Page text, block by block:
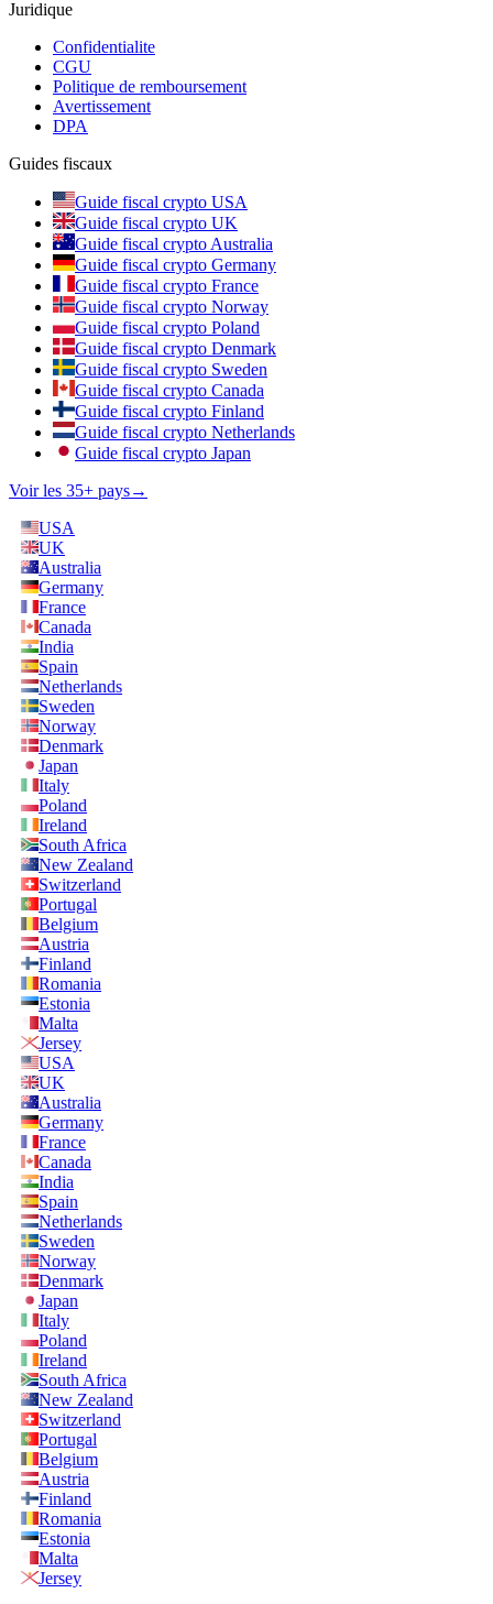
Juridique
Confidentialite
CGU
Politique de remboursement
Avertissement
DPA
Guides fiscaux
Guide fiscal crypto USA
Guide fiscal crypto UK
Guide fiscal crypto Australia
Guide fiscal crypto Germany
Guide fiscal crypto France
Guide fiscal crypto Norway
Guide fiscal crypto Poland
Guide fiscal crypto Denmark
Guide fiscal crypto Sweden
Guide fiscal crypto Canada
Guide fiscal crypto Finland
Guide fiscal crypto Netherlands
Guide fiscal crypto Japan
Voir les 35+ pays→
USA
UK
Australia
Germany
France
Canada
India
Spain
Netherlands
Sweden
Norway
Denmark
Japan
Italy
Poland
Ireland
South Africa
New Zealand
Switzerland
Portugal
Belgium
Austria
Finland
Romania
Estonia
Malta
Jersey
USA
UK
Australia
Germany
France
Canada
India
Spain
Netherlands
Sweden
Norway
Denmark
Japan
Italy
Poland
Ireland
South Africa
New Zealand
Switzerland
Portugal
Belgium
Austria
Finland
Romania
Estonia
Malta
Jersey